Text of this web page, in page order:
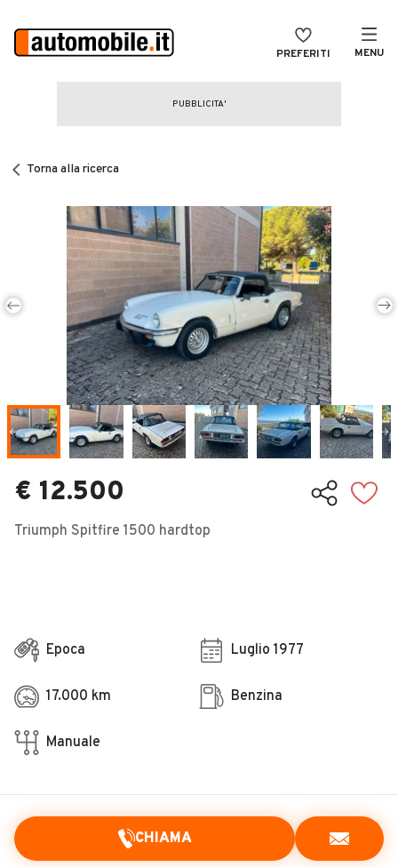
PREFERITI MENU
CERCA
Auto Nuove
Noleggio a lungo termine
Auto d'epoca
Moto
Camper
Veicoli Commerciali
Concessionari
Torna alla ricerca
€ 12.500
Triumph Spitfire 1500 hardtop
Epoca Luglio 1977
17.000 km Benzina
Manuale
CHIAMA